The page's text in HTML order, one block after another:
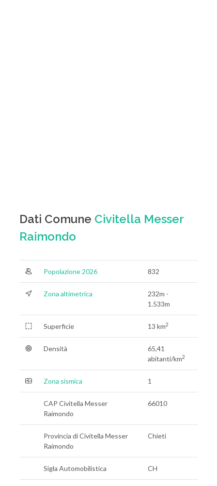
Dati Comune Civitella Messer
Raimondo
Popolazione 2026 832
Zona altimetrica
232m -
1.533m
Superficie 13 km2
Densità
65,41
abitanti/km2
Zona sismica 1
CAP Civitella Messer
Raimondo
66010
Provincia di Civitella Messer
Raimondo
Chieti
Sigla Automobilistica CH